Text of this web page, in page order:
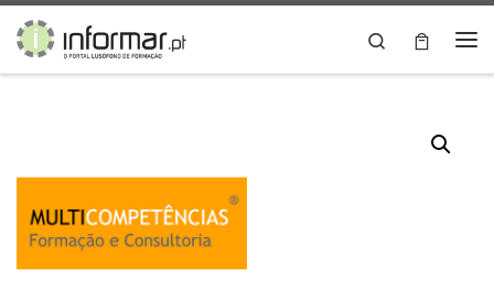
Skip to content
Search